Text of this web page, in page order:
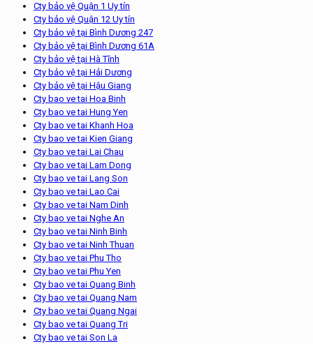
Cty bảo vệ Quận 1 Uy tín
Cty bảo vệ Quận 12 Uy tín
Cty bảo vệ tại Bình Dương 247
Cty bảo vệ tại Bình Dương 61A
Cty bảo vệ tại Hà Tĩnh
Cty bảo vệ tại Hải Dương
Cty bảo vệ tại Hậu Giang
Cty bao ve tai Hoa Binh
Cty bao ve tai Hung Yen
Cty bao ve tai Khanh Hoa
Cty bao ve tai Kien Giang
Cty bao ve tai Lai Chau
Cty bao ve tại Lam Dong
Cty bao ve tai Lang Son
Cty bao ve tai Lao Cai
Cty bao ve tai Nam Dinh
Cty bao ve tai Nghe An
Cty bao ve tai Ninh Binh
Cty bao ve tai Ninh Thuan
Cty bao ve tai Phu Tho
Cty bao ve tai Phu Yen
Cty bao ve tai Quang Binh
Cty bao ve tai Quang Nam
Cty bao ve tai Quang Ngai
Cty bao ve tai Quang Tri
Cty bao ve tai Son La